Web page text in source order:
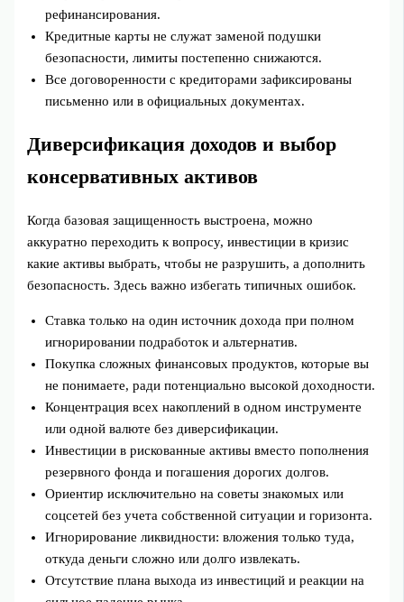
рефинансирования.
Кредитные карты не служат заменой подушки
безопасности, лимиты постепенно снижаются.
Все договоренности с кредиторами зафиксированы
письменно или в официальных документах.
Диверсификация доходов и выбор
консервативных активов
Когда базовая защищенность выстроена, можно
аккуратно переходить к вопросу, инвестиции в кризис
какие активы выбрать, чтобы не разрушить, а дополнить
безопасность. Здесь важно избегать типичных ошибок.
Ставка только на один источник дохода при полном
игнорировании подработок и альтернатив.
Покупка сложных финансовых продуктов, которые вы
не понимаете, ради потенциально высокой доходности.
Концентрация всех накоплений в одном инструменте
или одной валюте без диверсификации.
Инвестиции в рискованные активы вместо пополнения
резервного фонда и погашения дорогих долгов.
Ориентир исключительно на советы знакомых или
соцсетей без учета собственной ситуации и горизонта.
Игнорирование ликвидности: вложения только туда,
откуда деньги сложно или долго извлекать.
Отсутствие плана выхода из инвестиций и реакции на